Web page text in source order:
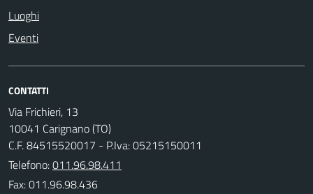
Luoghi
Eventi
CONTATTI
Via Frichieri, 13
10041 Carignano (TO)
C.F. 84515520017 - P.Iva: 05215150011
Telefono:011.96.98.411
Fax: 011.96.98.436